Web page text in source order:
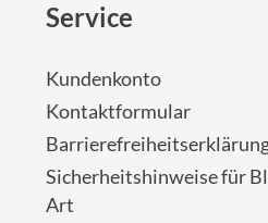
Service
Kundenkonto
Kontaktformular
Sicherheitshinweise für
Art